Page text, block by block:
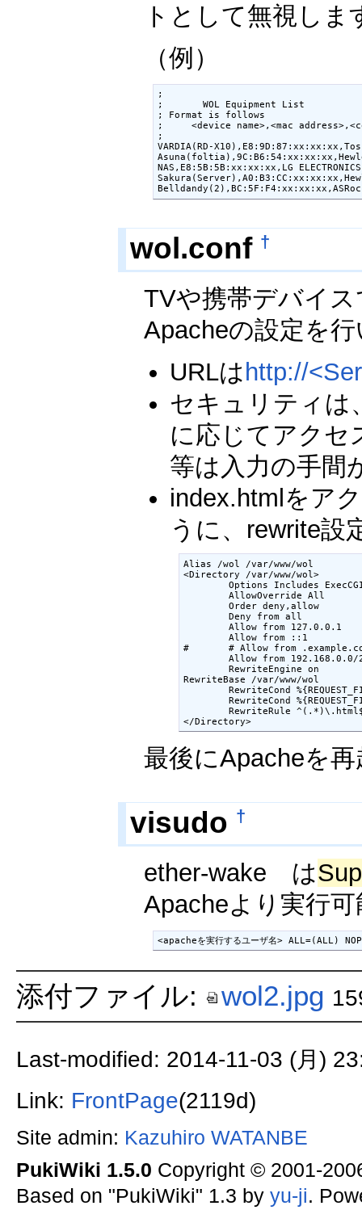
トとして無視しま
（例）
;
;       WOL Equipment List
; Format is follows
;     <device name>,<mac
;
VARDIA(RD-
NAS,E8:5B:5B:xx:xx:xx,LG
wol.conf †
TVや携帯デバイ
Apacheの設定を
URLは http://
セキュリティは
に応じてアクセ
等は入力の手間
index.htmlをア
うに、rewrite設
Alias /wol /var/www/wol
<Directory /var/www/wol>
Options Includes
        AllowOverride All
        Order deny,allow
        Deny from all
        Allow from 127.0.0.1
        Allow from ::1
#       # Allow from
Allow from 192.168.0.0/
        RewriteEngine on
RewriteBase /var/www/wol
RewriteCond
RewriteCond
RewriteRule
</Directory>
最後にApacheを
visudo †
ether-wake は
Apacheより実行
添付ファイル: wol2.jpg
Last-modified: 2014-11-03 (月)
Link: FrontPage(2119d)
Site admin: Kazuhiro WATANBE
PukiWiki 1.5.0 Copyright © 2001-
Based on "PukiWiki" 1.3 by yu-ji.